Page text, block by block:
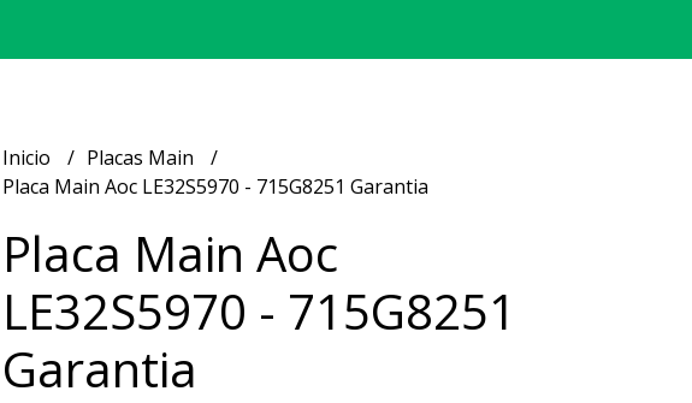
Inicio
Placas Main
Placa Main Aoc LE32S5970 - 715G8251 Garantia
Placa Main Aoc
LE32S5970 - 715G8251
Garantia